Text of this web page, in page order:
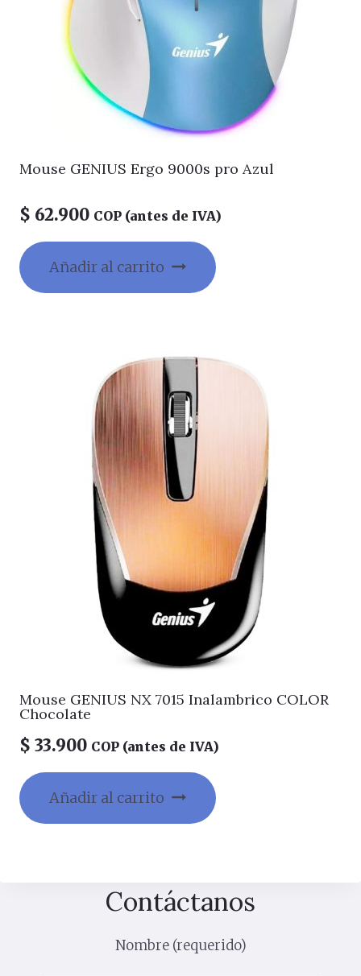
Mouse GENIUS Ergo 9000s pro Azul
$ 62.900 COP (antes de IVA)
Añadir al carrito
Mouse GENIUS NX 7015 Inalambrico COLOR
Chocolate
$ 33.900 COP (antes de IVA)
Añadir al carrito
Contáctanos
Nombre (requerido)